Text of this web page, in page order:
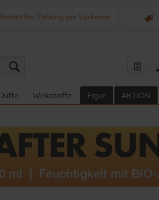
Rabatt bei Zahlung per Vorkasse
Wirkstoffe Figur AKTION